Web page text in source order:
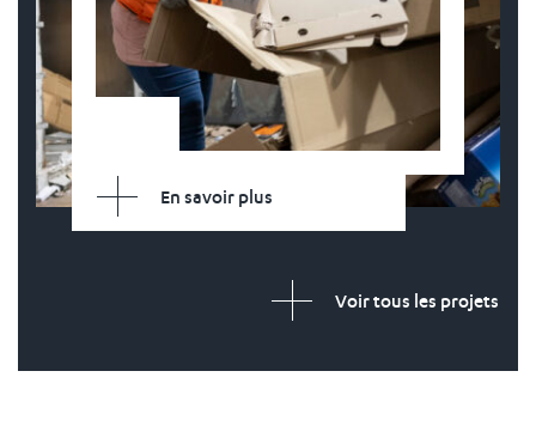
En savoir plus
Voir tous les projets